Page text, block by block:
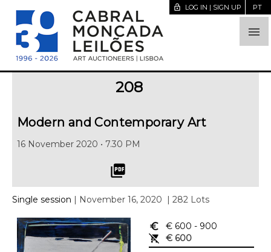

lock_open LOG IN | SIGN UP PT
208
Modern and Contemporary Art
16 November 2020 • 7.30 PM
picture_as_pdf
Single session | November 16, 2020 | 282 Lots
euro_symbol € 600 - 900
remove_shopping_cart
€ 600